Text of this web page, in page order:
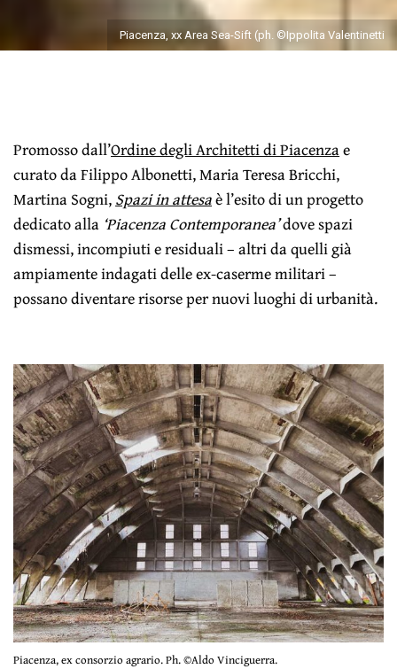
Piacenza, xx Area Sea-Sift (ph. ©Ippolita Valentinetti
Promosso dall’Ordine degli Architetti di Piacenzae
curato da Filippo Albonetti, Maria Teresa Bricchi,
Martina Sogni,Spazi in attesaè l’esito di un progetto
dedicato alla ‘Piacenza Contemporanea’dove spazi
dismessi, incompiuti e residuali – altri da quelli già
ampiamente indagati delle ex-caserme militari –
possano diventare risorse per nuovi luoghi di urbanità.
Piacenza, ex consorzio agrario. Ph. ©Aldo Vinciguerra.